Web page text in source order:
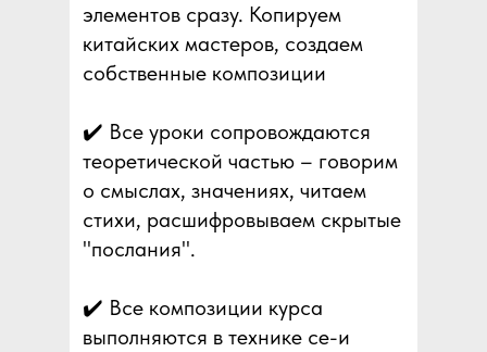
элементов сразу. Копируем
китайских мастеров, создаем
собственные композиции
✔️ Все уроки сопровождаются
теоретической частью – говорим
о смыслах, значениях, читаем
стихи, расшифровываем скрытые
"послания".
✔️ Все композиции курса
выполняются в технике се-и